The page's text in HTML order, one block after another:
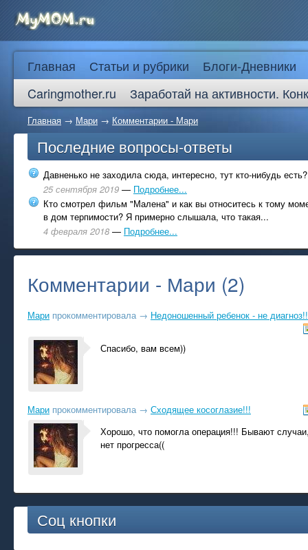
Главная Статьи и рубрики
Блоги-Дневники
Caringmother.ru
Заработай на активности.
Главная → Мари → Комментарии - Мари
Последние вопросы-ответы
Давненько не заходила сюда, интересно, тут кто-нибудь есть?
25 сентября 2019 — Подробнее...
Кто смотрел фильм "Малена" и как вы относитесь к тому
в дом терпимости? Я примерно слышала, что такая...
4 февраля 2018 — Подробнее...
Комментарии - Мари (2)
Мари прокомментировала→ Недоношенный ребенок - не
Спасибо, вам всем))
Мари прокомментировала→ Сходящее косоглазие!!!
Хорошо, что помогла операция!!! Бывают
нет прогресса((
Соц кнопки